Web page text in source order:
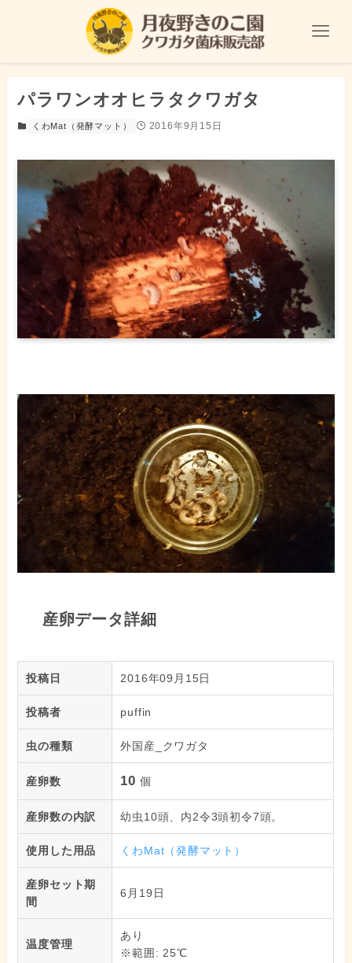
パラワンオオヒラタクワガタ
くわMat（発酵マット） 2016年9月15日
産卵データ詳細
投稿日 2016年09月15日
投稿者 puffin
虫の種類 外国産_クワガタ
産卵数 10 個
産卵数の内訳 幼虫10頭、内2令3頭初令7頭。
使用した用品 くわMat（発酵マット）
産卵セット期
間
6月19日
温度管理
あり
※範囲: 25℃